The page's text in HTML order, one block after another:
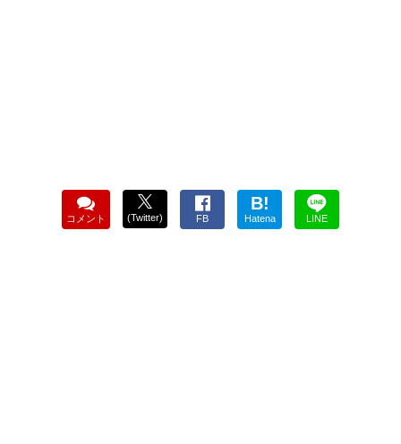
コメント (Twitter) FB
B!
Hatena LINE